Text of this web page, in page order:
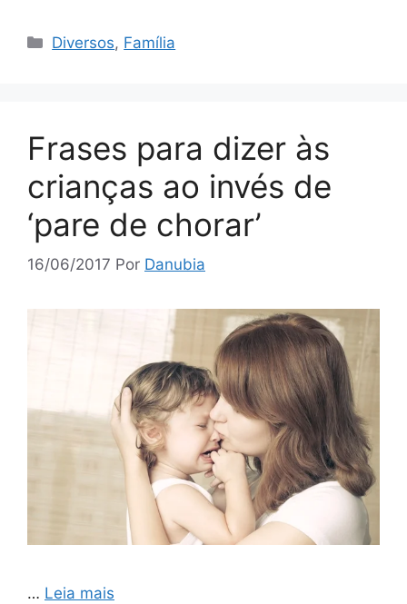
Categorias
Diversos, Família
Frases para dizer às
crianças ao invés de
‘pare de chorar’
16/06/2017 Por Danubia
… Leia mais